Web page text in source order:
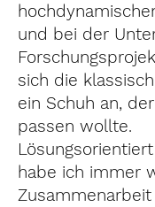
und bei der
sich die
ein Schuh an,
passen wollte.
habe ich immer